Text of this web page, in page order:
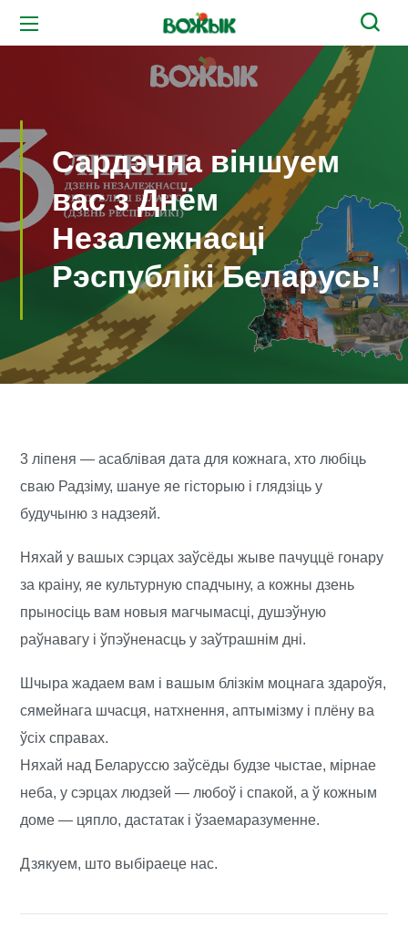
Сардэчна віншуем
вас з Днём
Незалежнасці
Рэспублікі Беларусь!
3 ліпеня — асаблівая дата для кожнага, хто любіць
сваю Радзіму, шануе яе гісторыю і глядзіць у
будучыню з надзеяй.
Няхай у вашых сэрцах заўсёды жыве пачуццё гонару
за краiну, яе культурную спадчыну, а кожны дзень
прыносiць вам новыя магчымасці, душэўную
раўнавагу і ўпэўненасць у заўтрашнім дні.
Шчыра жадаем вам і вашым блізкім моцнага здароўя,
сямейнага шчасця, натхнення, аптымізму і плёну ва
ўсіх справах.
Няхай над Беларуссю заўсёды будзе чыстае, мірнае
неба, у сэрцах людзей — любоў і спакой, а ў кожным
доме — цяпло, дастатак і ўзаемаразуменне.
Дзякуем, што выбіраеце нас.